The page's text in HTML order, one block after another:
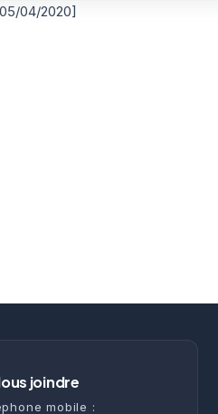
04/2020]
joindre
mobile :